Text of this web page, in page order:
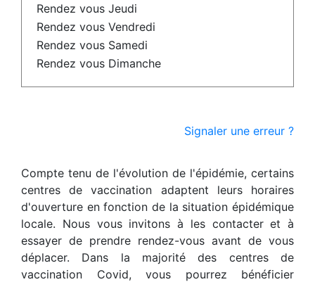
Rendez vous Jeudi
Rendez vous Vendredi
Rendez vous Samedi
Rendez vous Dimanche
Signaler une erreur ?
Compte tenu de l'évolution de l'épidémie, certains
centres de vaccination adaptent leurs horaires
d'ouverture en fonction de la situation épidémique
locale. Nous vous invitons à les contacter et à
essayer de prendre rendez-vous avant de vous
déplacer. Dans la majorité des centres de
vaccination Covid, vous pourrez bénéficier